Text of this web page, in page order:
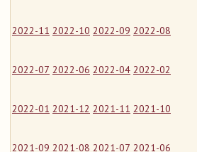
2022-11 2022-10 2022-09 2022-08
2022-07 2022-06 2022-04 2022-02
2022-01 2021-12 2021-11 2021-10
2021-09 2021-08 2021-07 2021-06